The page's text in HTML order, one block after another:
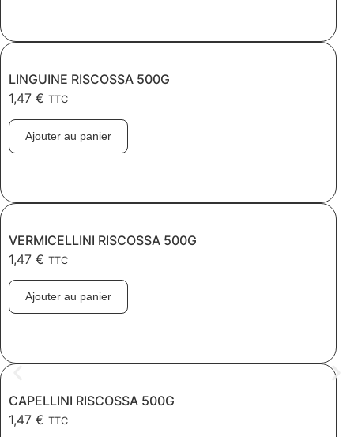
LINGUINE RISCOSSA 500G
1,47 € TTC
Ajouter au panier
VERMICELLINI RISCOSSA 500G
1,47 € TTC
Ajouter au panier
CAPELLINI RISCOSSA 500G
1,47 € TTC